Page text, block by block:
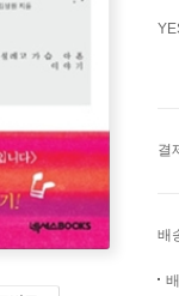
결
배